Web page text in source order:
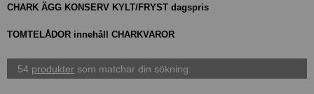
CHARK ÄGG KONSERV KYLT/FRYST dagspris
TOMTELÅDOR innehåll CHARKVAROR
54 produkter som matchar din sökning: